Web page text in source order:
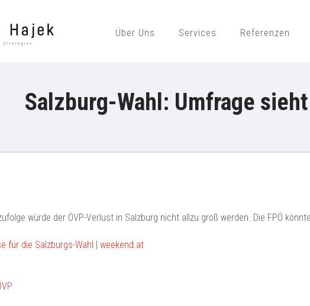
Peter Hajek Public Opinion
Über Uns Services Referenzen
Salzburg-Wahl: Umfrage
würde der ÖVP-Verlust in Salzburg nicht allzu groß werden. Die FPÖ
für die Salzburgs-Wahl | weekend.at